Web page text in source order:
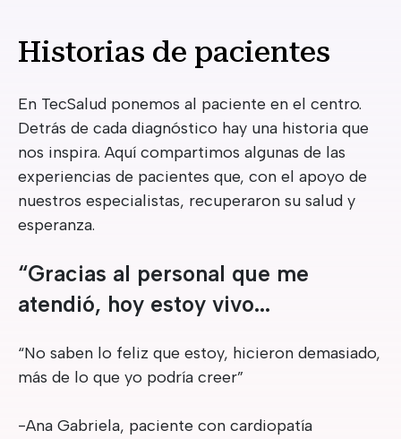
Historias de pacientes
En TecSalud ponemos al paciente en el centro.
Detrás de cada diagnóstico hay una historia que
nos inspira. Aquí compartimos algunas de las
experiencias de pacientes que, con el apoyo de
nuestros especialistas, recuperaron su salud y
esperanza.
“Gracias al personal que me
atendió, hoy estoy vivo...
“No saben lo feliz que estoy, hicieron demasiado,
más de lo que yo podría creer”
-Ana Gabriela, paciente con cardiopatía